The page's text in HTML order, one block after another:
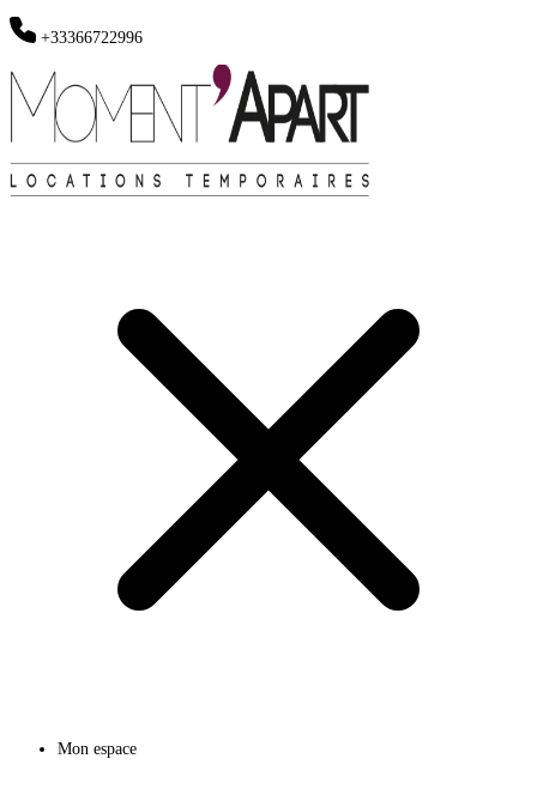
+33366722996
Mon espace